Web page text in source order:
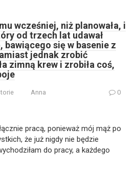
wcześniej, niż planowała, i
od trzech lat udawał
bawiącego się w basenie z
jednak zrobić
zimną krew i zrobiła coś,
Anna 0
pracą, ponieważ mój mąż po
że już nigdy nie będzie
do pracy, a każdego